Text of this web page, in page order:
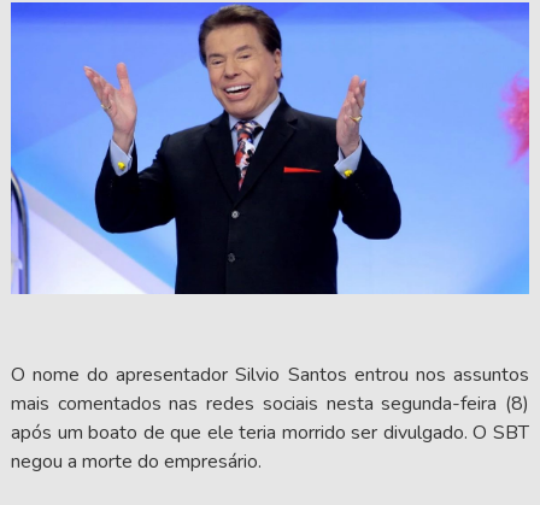
O nome do apresentador Silvio Santos entrou nos assuntos
mais comentados nas redes sociais nesta segunda-feira (8)
após um boato de que ele teria morrido ser divulgado. O SBT
negou a morte do empresário.